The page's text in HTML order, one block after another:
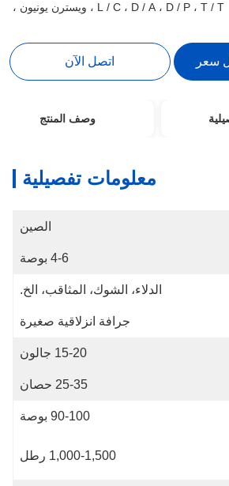
L / C ، D / A ، D / P ، T / T ، ويسترن يونيون ،
سعر اتصل الآن
وصف المنتج
معلومات تفصيلية
الصين
4-6 بوصة
الدلاء، الشوك، المثاقب، الخ.
جرافة انزلاقية صغيرة
15-20 جالون
25-35 حصان
90-100 بوصة
1,000-1,500 رطل